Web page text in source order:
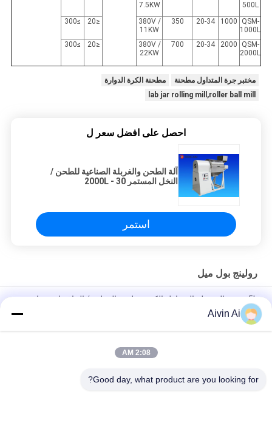
500L
7.5KW
QSM-
1000L
1000
20-34
350
380V /
11KW
≤20
≥300
QSM-
2000L
2000
20-34
700
380V /
22KW
≤20
≥300
مختبر جرة المتداول مطحنة
مطحنة الكرة الدوارة
lab jar rolling mill,roller ball mill
احصل على افضل سعر ل
آلة الطحن والغربلة الصناعية للطحن /
النخل المستمر 30 - 2000L
استمر
رولينج بول ميل
5L مختبر البسيطة المتداول الكرة مطحنة الرطب / الجاف استخدام
طحن مع مسحوق إخراج موحد
مختبر 1 * 5L لفة الكرة مطحنة ، ميكرون مسحوق طحن مختبر جرة
Aivin Ai
2:08 AM
Good day, what product are you looking for?